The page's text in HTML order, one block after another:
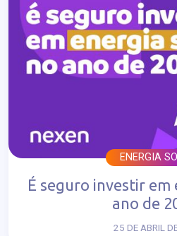
ENERGIA
É seguro investir
ano de
25 DE ABRIL